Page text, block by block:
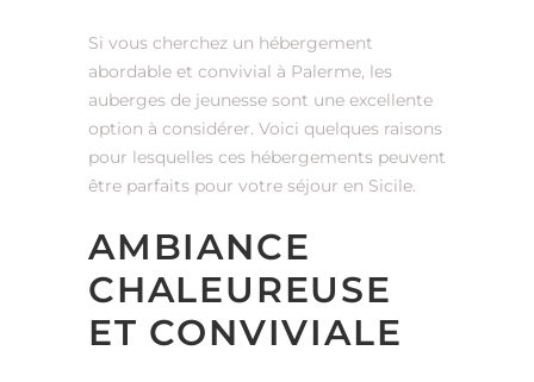
Si vous cherchez un hébergement
abordable et convivial à Palerme, les
auberges de jeunesse sont une excellente
option à considérer. Voici quelques raisons
pour lesquelles ces hébergements peuvent
être parfaits pour votre séjour en Sicile.
AMBIANCE
CHALEUREUSE
ET CONVIVIALE